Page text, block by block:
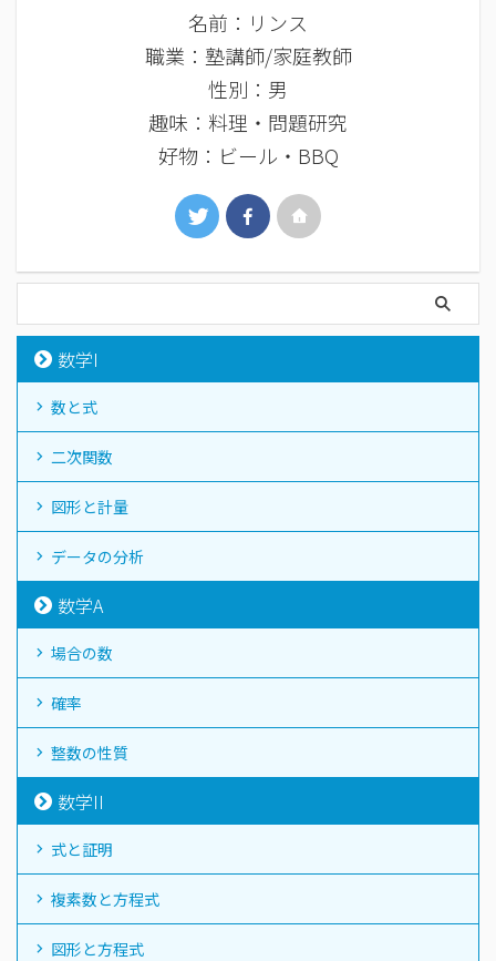
名前：リンス
職業：塾講師/家庭教師
性別：男
趣味：料理・問題研究
好物：ビール・BBQ
数学I
数と式
二次関数
図形と計量
データの分析
数学A
場合の数
確率
整数の性質
数学II
式と証明
複素数と方程式
図形と方程式